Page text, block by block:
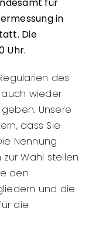
für
in
Die
Uhr.
des
wieder
Unsere
dass Sie
Nennung
Wahl stellen
den
und die
die